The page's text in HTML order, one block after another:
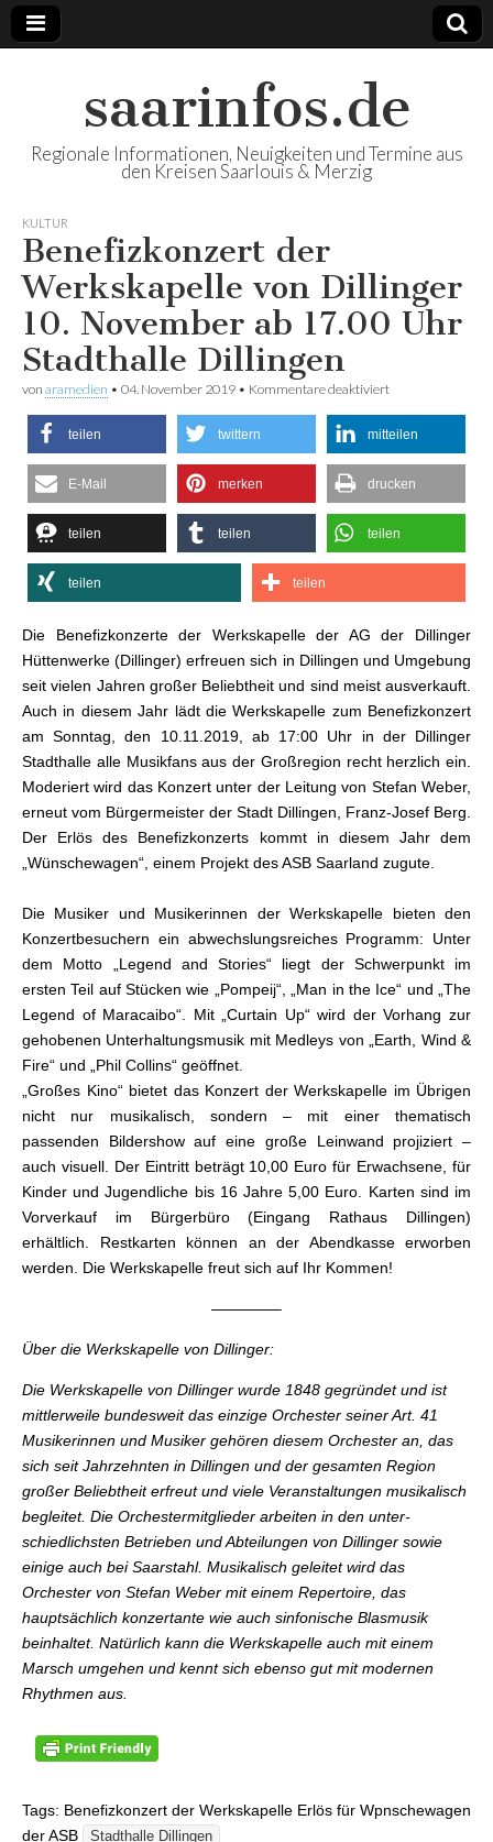
saarinfos.de
Regionale Informationen, Neuigkeiten und Termine aus
den Kreisen Saarlouis & Merzig
KULTUR
Benefizkonzert der
Werkskapelle von Dillinger
10. November ab 17.00 Uhr
Stadthalle Dillingen
von aramedien • 04. November 2019 • Kommentare deaktiviert
von Dillinger 10.
17.00 Uhr
Dillingen
teilen twittern mitteilen
E-Mail merken drucken
teilen teilen teilen
teilen teilen
Die Benefizkonzerte der Werkskapelle der AG der Dillinger
Hüttenwerke (Dillinger) erfreuen sich in Dillingen und Umgebung
seit vielen Jahren großer Beliebtheit und sind meist ausverkauft.
Auch in diesem Jahr lädt die Werkskapelle zum Benefizkonzert
am Sonntag, den 10.11.2019, ab 17:00 Uhr in der Dillinger
Stadthalle alle Musikfans aus der Großregion recht herzlich ein.
Moderiert wird das Konzert unter der Leitung von Stefan Weber,
erneut vom Bürgermeister der Stadt Dillingen, Franz-Josef Berg.
Der Erlös des Benefizkonzerts kommt in diesem Jahr dem
„Wünschewagen“, einem Projekt des ASB Saarland zugute.
Die Musiker und Musikerinnen der Werkskapelle bieten den
Konzertbesuchern ein abwechslungsreiches Programm: Unter
dem Motto „Legend and Stories“ liegt der Schwerpunkt im
ersten Teil auf Stücken wie „Pompeij“, „Man in the Ice“ und „The
Legend of Maracaibo“. Mit „Curtain Up“ wird der Vorhang zur
gehobenen Unterhaltungsmusik mit Medleys von „Earth, Wind &
Fire“ und „Phil Collins“ geöffnet.
„Großes Kino“ bietet das Konzert der Werkskapelle im Übrigen
nicht nur musikalisch, sondern – mit einer thematisch
passenden Bildershow auf eine große Leinwand projiziert –
auch visuell. Der Eintritt beträgt 10,00 Euro für Erwachsene, für
Kinder und Jugendliche bis 16 Jahre 5,00 Euro. Karten sind im
Vorverkauf im Bürgerbüro (Eingang Rathaus Dillingen)
erhältlich. Restkarten können an der Abendkasse erworben
werden. Die Werkskapelle freut sich auf Ihr Kommen!
————–
Über die Werkskapelle von Dillinger:
Die Werkskapelle von Dillinger wurde 1848 gegründet und ist
mittlerweile bundesweit das einzige Orchester seiner Art. 41
Musikerinnen und Musiker gehören diesem Orchester an, das
sich seit Jahrzehnten in Dillingen und der gesamten Region
großer Beliebtheit erfreut und viele Veranstaltungen musikalisch
begleitet. Die Orchestermitglieder arbeiten in den unter-
schiedlichsten Betrieben und Abteilungen von Dillinger sowie
einige auch bei Saarstahl. Musikalisch geleitet wird das
Orchester von Stefan Weber mit einem Repertoire, das
hauptsächlich konzertante wie auch sinfonische Blasmusik
beinhaltet. Natürlich kann die Werkskapelle auch mit einem
Marsch umgehen und kennt sich ebenso gut mit modernen
Rhythmen aus.
Tags: Benefizkonzert der Werkskapelle Erlös für Wpnschewagen
der ASB
Stadthalle Dillingen